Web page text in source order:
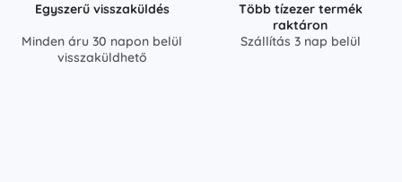
Egyszerű visszaküldés
Minden áru 30 napon belül
visszaküldhető
Több tízezer termék
raktáron
Szállítás 3 nap belül